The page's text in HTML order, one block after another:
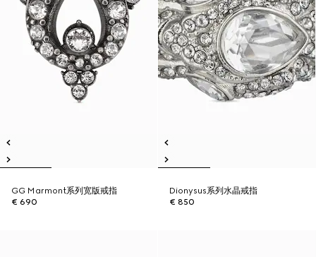
GG Marmont系列宽版戒指
€ 690
Dionysus系列水晶戒指
€ 850